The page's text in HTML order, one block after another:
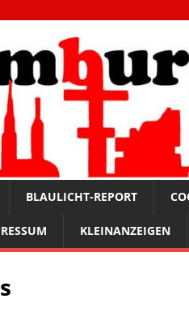
BLAULICHT-REPORT
KLEINANZEIGEN